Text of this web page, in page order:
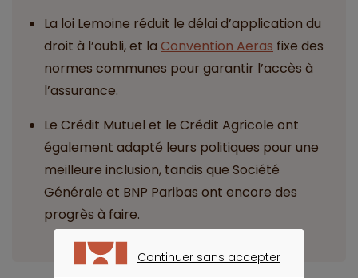
La loi Lemoine réduit le délai d’application du
droit à l’oubli, et la Convention Aeras fixe des
normes communes pour garantir l’accès à
l’assurance.
Le Crédit Mutuel et le Crédit Agricole ont
également adapté leurs politiques pour une
meilleure inclusion, tandis que Société
Générale et BNP Paribas ont encore des
progrès à faire.
Continuer sans accepter